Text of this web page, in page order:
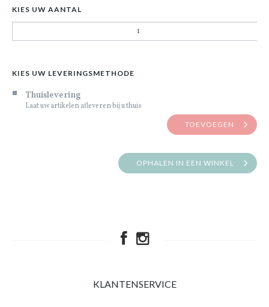
KIES UW AANTAL
KIES UW LEVERINGSMETHODE
Thuislevering
Laat uw artikelen afleveren bij u thuis
TOEVOEGEN
OPHALEN IN EEN WINKEL
KLANTENSERVICE